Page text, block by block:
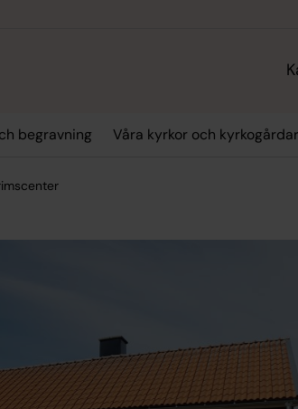
begravning Våra kyrkor och kyrkogårdar